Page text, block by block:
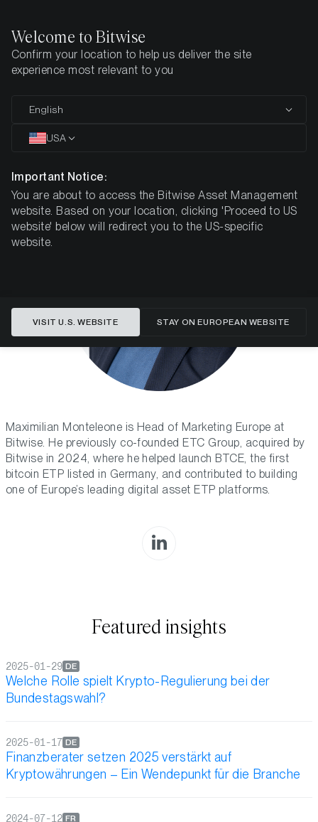
Home Insights Authors Maximilian Monteleone
Maximilian Monteleone
Maximilian Monteleone is Head of Marketing Europe at
Bitwise. He previously co-founded ETC Group, acquired by
Bitwise in 2024, where he helped launch BTCE, the first
bitcoin ETP listed in Germany, and contributed to building
one of Europe’s leading digital asset ETP platforms.
Featured insights
Welche Rolle spielt Krypto-Regulierung bei der
Bundestagswahl?
DE
2025-01-29
Finanzberater setzen 2025 verstärkt auf
Kryptowährungen – Ein Wendepunkt für die Branche
DE
2025-01-17
FR
2024-07-12
Welcome to Bitwise
Confirm your location to help us deliver the site
experience most relevant to you
English
USA
Important Notice:
You are about to access the Bitwise Asset Management
website. Based on your location, clicking 'Proceed to US
website' below will redirect you to the US-specific
website.
VISIT U.S. WEBSITE STAY ON EUROPEAN WEBSITE